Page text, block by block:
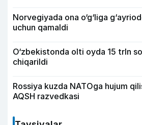
Norvegiyada ona o‘g‘liga
uchun qamaldi
O‘zbekistonda olti oyda 15 trln
chiqarildi
Rossiya kuzda NATOga hujum
AQSH razvedkasi